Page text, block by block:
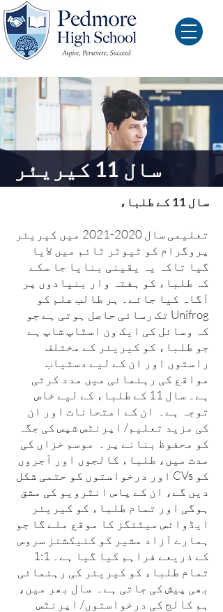
سال 11 کیریئر
سال 11 کے طلباء
تعلیمی سال2020-2021
میں کیریئر
پروگرام کو ٹیوٹر ٹائم میں لایا
گیا تاکہ یہ یقینی بنایا جا سکے
کہ طلباء کو ہفتہ وار بنیادوں پر
آگاہ کیا جائے۔ ہر طالب علم کو
Unifrog تک رسائی حاصل ہوتی ہے جو
کہ وسائل کی ایک ون اسٹاپ شاپ ہے
جو طلباء کو کیریئر کے مختلف
راستوں اور ان کے لیے دستیاب
مواقع کی رہنمائی میں مدد کرتی
ہے۔ سال 11 کے طلباء کے لیے خاص
توجہ ہے۔
ان کے امتحانات اور ان
کی مزید تعلیم/ اپرنٹس شپس کی جگہ
کو محفوظ بنانے پر۔
موسم خزاں کی
مدت میں، طلباء کالجوں اور آجروں
کو CVs اور درخواستوں کو حتمی شکل
دیں گے، ان کے پاس انٹرویو کی مشق
ہوگی اور تمام طلباء کو کیریئر
ایڈوائس میٹنگز کا موقع ملے گا جو
ہمارے آزاد مشیر کو کنیکشنز سروس
کے ذریعے فراہم کیا گیا ہے۔ 1:1
تمام طلباء کو کیریئر کی رہنمائی
بھی پیش کی جاتی ہے۔
سال بھر میں،
ہم کالج کی درخواستوں/ اپرنٹس